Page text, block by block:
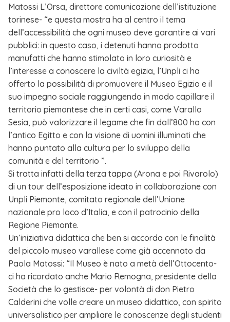
Matossi L’Orsa, direttore comunicazione dell’istituzione
torinese- “e questa mostra ha al centro il tema
dell’accessibilità che ogni museo deve garantire ai vari
pubblici: in questo caso, i detenuti hanno prodotto
manufatti che hanno stimolato in loro curiosità e
l’interesse a conoscere la civiltà egizia, l’Unpli ci ha
offerto la possibilità di promuovere il Museo Egizio e il
suo impegno sociale raggiungendo in modo capillare il
territorio piemontese che in certi casi, come Varallo
Sesia, può valorizzare il legame che fin dall’800 ha con
l’antico Egitto e con la visione di uomini illuminati che
hanno puntato alla cultura per lo sviluppo della
comunità e del territorio ”.
Si tratta infatti della terza tappa (Arona e poi Rivarolo)
di un tour dell’esposizione ideato in collaborazione con
Unpli Piemonte, comitato regionale dell’Unione
nazionale pro loco d’Italia, e con il patrocinio della
Regione Piemonte.
Un’iniziativa didattica che ben si accorda con le finalità
del piccolo museo varallese come già accennato da
Paola Matossi: “Il Museo è nato a metà dell’Ottocento-
ci ha ricordato anche Mario Remogna, presidente della
Società che lo gestisce- per volontà di don Pietro
Calderini che volle creare un museo didattico, con spirito
universalistico per ampliare le conoscenze degli studenti